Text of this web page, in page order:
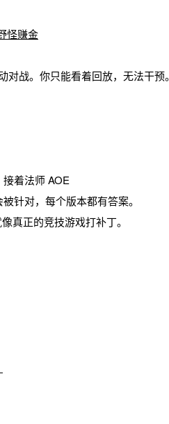
怪赚金
战。你只能看着回放，无法干预。
着法师 AOE
针对，每个版本都有答案。
正的竞技游戏打补丁。